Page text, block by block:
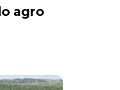
agro